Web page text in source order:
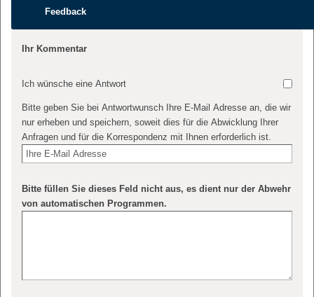
Feedback
Ihr Kommentar
Ich wünsche eine Antwort
Bitte geben Sie bei Antwortwunsch Ihre E-Mail Adresse an, die wir
nur erheben und speichern, soweit dies für die Abwicklung Ihrer
Anfragen und für die Korrespondenz mit Ihnen erforderlich ist.
Bitte füllen Sie dieses Feld nicht aus, es dient nur der Abwehr
von automatischen Programmen.